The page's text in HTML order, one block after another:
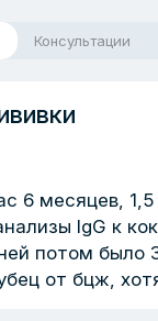
Консультации
6 месяцев,
IgG к
потом было
от бцж,